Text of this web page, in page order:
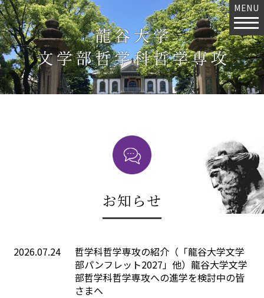
MENU
お知らせ
2026.07.24
哲学科哲学専攻の紹介（「龍谷大学文学
部パンフレット2027」他）――龍谷大学文学
部哲学科哲学専攻への進学を検討中の皆
さまへ――